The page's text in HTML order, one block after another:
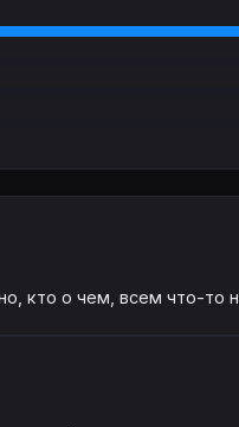
кто о чем, всем что-